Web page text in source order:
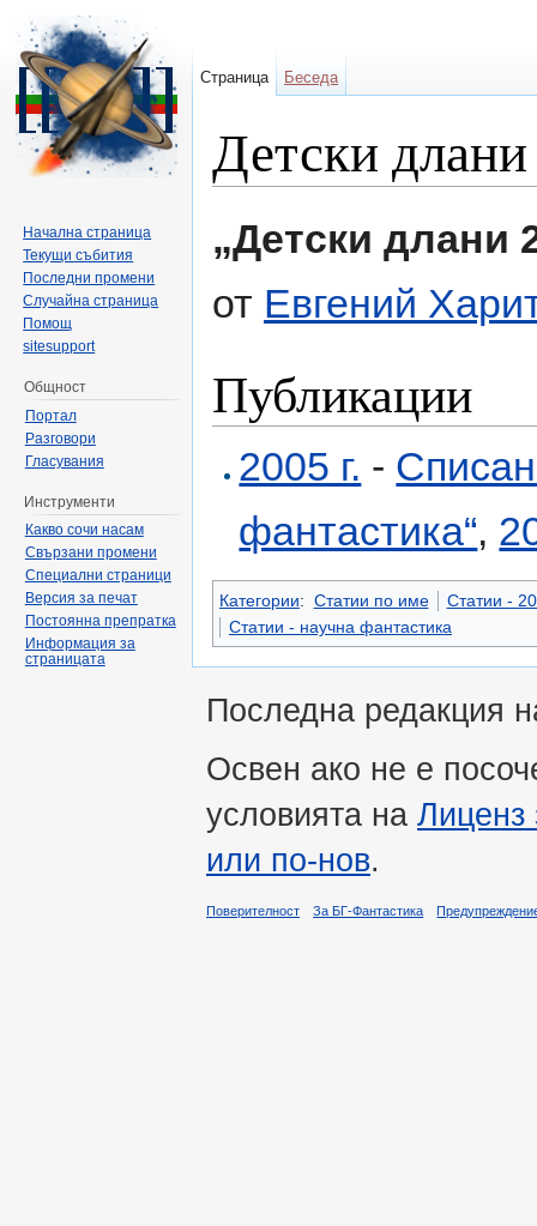
Детски
„Детски длани
от Евгений
Публикации
2005 г. -
фантастика“,
Категории: Статии по име
Статии -
Статии - научна фантастика
Страница Беседа
Начална страница
Текущи събития
Последни промени
Случайна страница
Помощ
sitesupport
Общност
Портал
Разговори
Гласувания
Инструменти
Какво сочи насам
Свързани промени
Специални страници
Версия за печат
Постоянна препратка
Информация за
страницата
Последна редакция
Освен ако не е
условията на Лиценз
или по-нов.
Поверителност За БГ-Фантастика